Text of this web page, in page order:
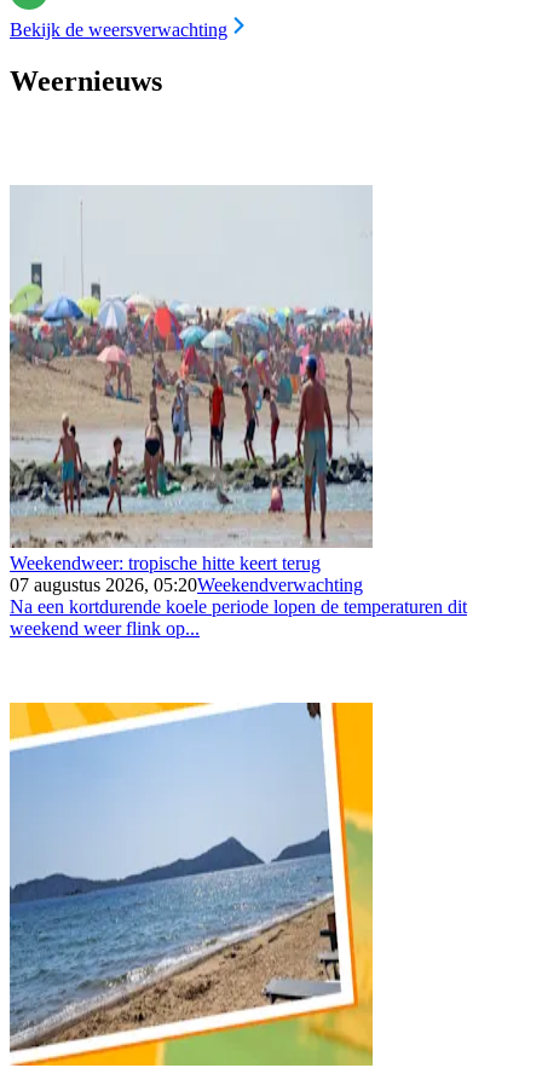
Bekijk de weersverwachting
Weernieuws
Weekendweer: tropische hitte keert terug
07 augustus 2026, 05:20Weekendverwachting
Na een kortdurende koele periode lopen de temperaturen dit
weekend weer flink op...